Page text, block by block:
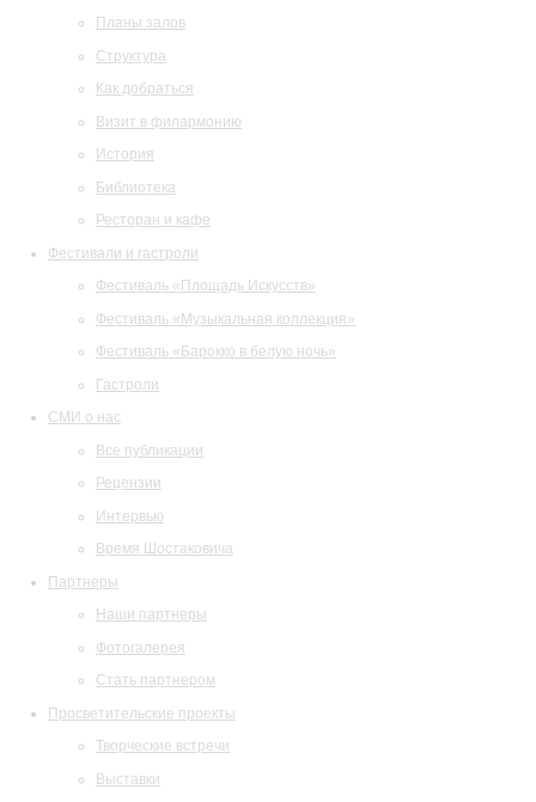
Планы залов
Структура
Как добраться
Визит в филармонию
История
Библиотека
Ресторан и кафе
Фестивали и гастроли
Фестиваль «Площадь Искусств»
Фестиваль «Музыкальная коллекция»
Фестиваль «Барокко в белую ночь»
Гастроли
СМИ о нас
Все публикации
Рецензии
Интервью
Время Шостаковича
Партнеры
Наши партнеры
Фотогалерея
Стать партнером
Просветительские проекты
Творческие встречи
Выставки